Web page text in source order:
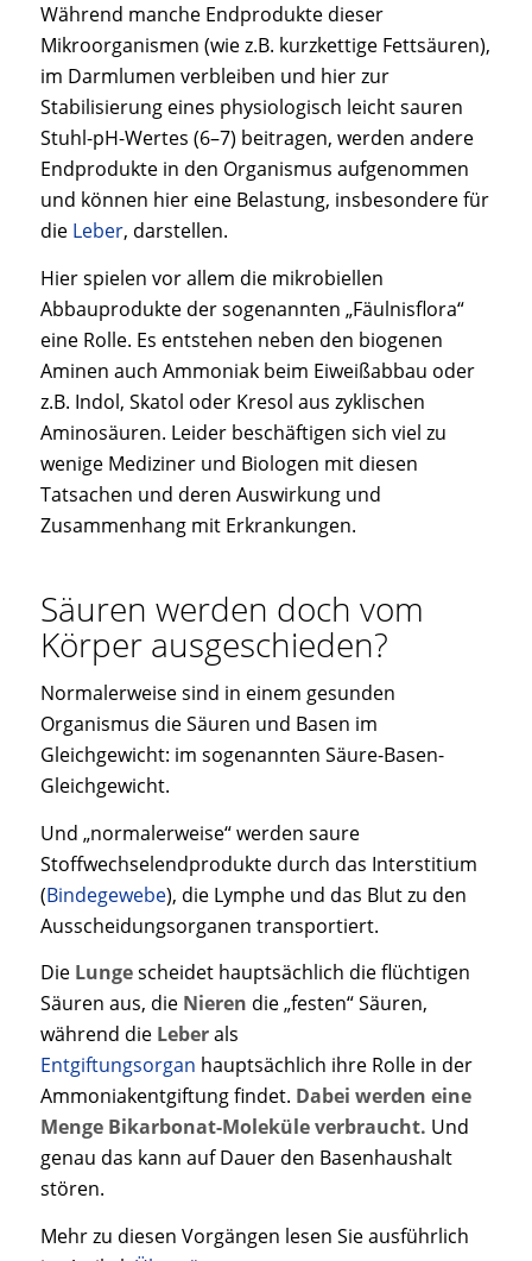
Während manche Endprodukte dieser
Mikroorganismen (wie z.B. kurzkettige Fettsäuren),
im Darmlumen verbleiben und hier zur
Stabilisierung eines physiologisch leicht sauren
Stuhl-pH-Wertes (6–7) beitragen, werden andere
Endprodukte in den Organismus aufgenommen
und können hier eine Belastung, insbesondere für
die Leber, darstellen.
Hier spielen vor allem die mikrobiellen
Abbauprodukte der sogenannten „Fäulnisflora“
eine Rolle. Es entstehen neben den biogenen
Aminen auch Ammoniak beim Eiweißabbau oder
z.B. Indol, Skatol oder Kresol aus zyklischen
Aminosäuren. Leider beschäftigen sich viel zu
wenige Mediziner und Biologen mit diesen
Tatsachen und deren Auswirkung und
Zusammenhang mit Erkrankungen.
Säuren werden doch vom
Körper ausgeschieden?
Normalerweise sind in einem gesunden
Organismus die Säuren und Basen im
Gleichgewicht: im sogenannten Säure-Basen-
Gleichgewicht.
Und „normalerweise“ werden saure
Stoffwechselendprodukte durch das Interstitium
(Bindegewebe), die Lymphe und das Blut zu den
Ausscheidungsorganen transportiert.
Die Lungescheidet hauptsächlich die flüchtigen
Säuren aus, die Nieren die „festen“ Säuren,
während die Leberals
Entgiftungsorgan hauptsächlich ihre Rolle in der
Ammoniakentgiftung findet. Dabei werden eine
Menge Bikarbonat-Moleküle verbraucht. Und
genau das kann auf Dauer den Basenhaushalt
stören.
Mehr zu diesen Vorgängen lesen Sie ausführlich